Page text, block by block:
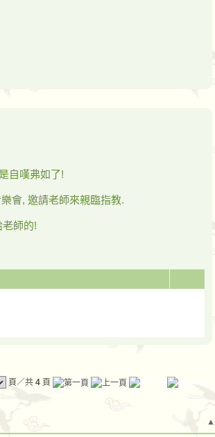
自嘆弗如了!
會, 邀請老師來親臨指教.
師的!
頁／共 4 頁